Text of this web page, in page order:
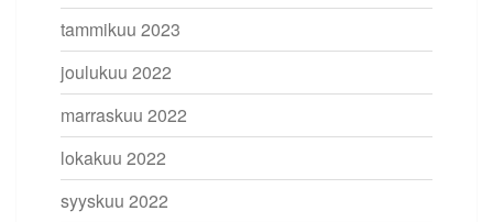
tammikuu 2023
joulukuu 2022
marraskuu 2022
lokakuu 2022
syyskuu 2022